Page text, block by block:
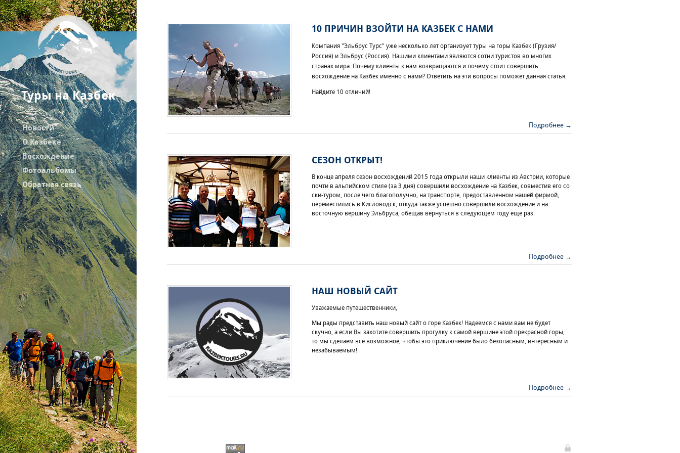
Туры на Казбек
Новости
О Казбеке
Восхождение
Фотоальбомы
Обратная связь
10 ПРИЧИН ВЗОЙТИ НА КАЗБЕК С НАМИ
Компания "Эльбрус Турс" уже несколько лет организует туры на горы Казбек (Грузия/
Россия) и Эльбрус (Россия). Нашими клиентами являются сотни туристов во многих
странах мира. Почему клиенты к нам возвращаются и почему стоит совершить
восхождение на Казбек именно с нами? Ответить на эти вопросы поможет данная статья.
Найдите 10 отличий!
Подробнее →
СЕЗОН ОТКРЫТ!
В конце апреля сезон восхождений 2015 года открыли наши клиенты из Австрии, которые
почти в альпийском стиле (за 3 дня) совершили восхождение на Казбек, совместив его со
ски-туром, после чего благополучно, на транспорте, предоставленном нашей фирмой,
переместились в Кисловодск, откуда также успешно совершили восхождение и на
восточную вершину Эльбруса, обещав вернуться в следующем году еще раз.
Подробнее →
НАШ НОВЫЙ САЙТ
Уважаемые путешественники,
Мы рады представить наш новый сайт о горе Казбек! Надеемся с нами вам не будет
скучно, а если Вы захотите совершить прогулку к самой вершине этой прекрасной горы,
то мы сделаем все возможное, чтобы это приключение было безопасным, интересным и
незабываемым!
Подробнее →